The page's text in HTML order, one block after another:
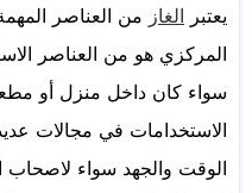
يعتبر الغاز من العناصر
المركزي هو من العناصر
سواء كان داخل منزل أو
الاستخدامات في مجالات
الوقت والجهد سواء لاصحاب